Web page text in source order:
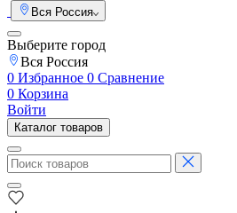
Вся Россия
Выберите город
Вся Россия
0 Избранное 0 Сравнение
0 Корзина
Войти
Каталог товаров